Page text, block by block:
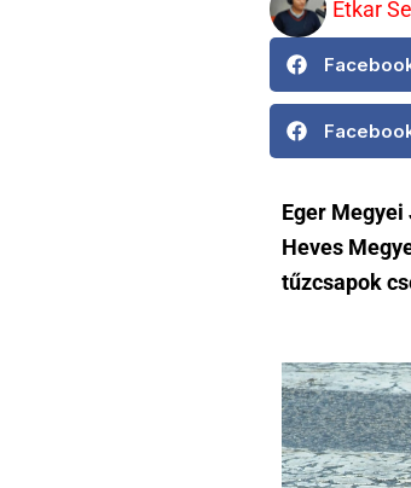
Etkar
Eger Megyei
Heves
tűzcsapok